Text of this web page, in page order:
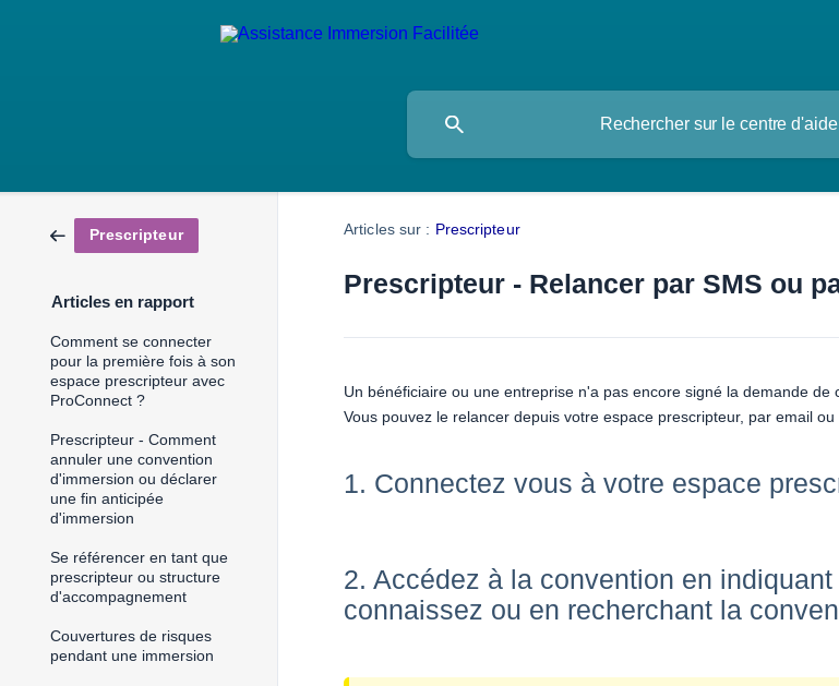
Prescripteur
Articles en rapport
Comment se connecter
pour la première fois à son
espace prescripteur avec
ProConnect ?
Prescripteur - Comment
annuler une convention
d'immersion ou déclarer
une fin anticipée
d'immersion
Se référencer en tant que
prescripteur ou structure
d'accompagnement
Couvertures de risques
pendant une immersion
Articles sur : Prescripteur
Prescripteur - Relancer par SMS ou
Un bénéficiaire ou une entreprise n'a pas encore signé la demande
Vous pouvez le relancer depuis votre espace prescripteur, par email ou
1. Connectez vous à votre espace
2. Accédez à la convention en
connaissez ou en recherchant la